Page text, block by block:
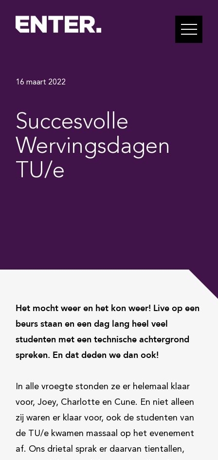
16 maart 2022
Succesvolle
Wervingsdagen
TU/e
Het mocht weer en het kon weer! Live op een
beurs staan en een dag lang heel veel
studenten met een technische achtergrond
spreken. En dat deden we dan ook!
In alle vroegte stonden ze er helemaal klaar
voor, Joey, Charlotte en Cune. En niet alleen
zij waren er klaar voor, ook de studenten van
de TU/e kwamen massaal op het evenement
af. Ons drietal sprak er daarvan tientallen,